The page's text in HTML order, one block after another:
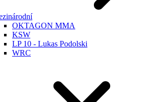
OKTAGON MMA
KSW
LP 10 - Lukas Podolski
WRC